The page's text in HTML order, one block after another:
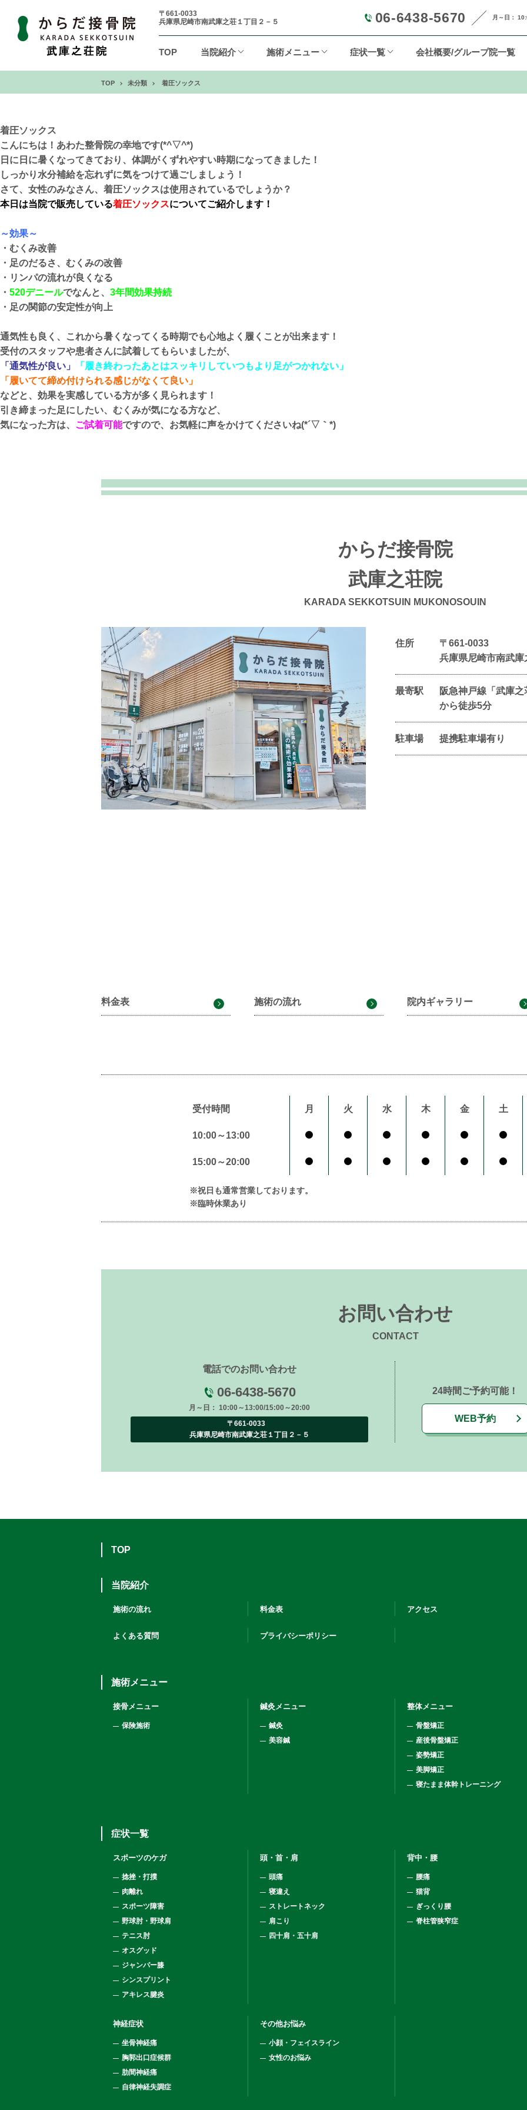
〒661-0033
兵庫県尼崎市南武庫之荘１丁目２－５
06-6438-5670 月～日：
TOP 当院紹介 施術メニュー 症状一覧 会社概要/グループ院一覧
TOP 未分類 着圧ソックス
着圧ソックス
こんにちは！あわた整骨院の幸地です(*^▽^*)
日に日に暑くなってきており、体調がくずれやすい時期になってきました！
しっかり水分補給を忘れずに気をつけて過ごしましょう！
さて、女性のみなさん、着圧ソックスは使用されているでしょうか？
本日は当院で販売している着圧ソックスについてご紹介します！
～効果～
・むくみ改善
・足のだるさ、むくみの改善
・リンパの流れが良くなる
・ 520デニールでなんと、 3年間効果持続
・足の関節の安定性が向上
通気性も良く、これから暑くなってくる時期でも心地よく履くことが出来ます！
受付のスタッフや患者さんに試着してもらいましたが、
「通気性が良い」
「履き終わったあとはスッキリしていつもより足がつかれない」
「履いてて締め付けられる感じがなくて良い」
などと、効果を実感している方が多く見られます！
引き締まった足にしたい、むくみが気になる方など、
気になった方は、 ご試着可能ですので、お気軽に声をかけてくださいね(*´▽｀*)
からだ接骨院
武庫之荘院
KARADA SEKKOTSUIN MUKONOSOUIN
住所
〒661-0033
兵庫県尼崎市南武
最寄駅
阪急神戸線「武庫之
から徒歩5分
駐車場 提携駐車場有り
料金表 施術の流れ 院内ギャラリー
受付時間 月 火 水 木 金 土
10:00～13:00
15:00～20:00
※祝日も通常営業しております。
※臨時休業あり
お問い合わせ
CONTACT
電話でのお問い合わせ
06-6438-5670
月～日： 10:00～13:00/15:00～20:00
〒661-0033
兵庫県尼崎市南武庫之荘１丁目２－５
24時間ご予約可能！
WEB予約
TOP
当院紹介
施術の流れ 料金表 アクセス
よくある質問 プライバシーポリシー
施術メニュー
接骨メニュー
保険施術
鍼灸メニュー
鍼灸
美容鍼
整体メニュー
骨盤矯正
産後骨盤矯正
姿勢矯正
美脚矯正
寝たまま体幹トレーニング
症状一覧
スポーツのケガ
捻挫・打撲
肉離れ
スポーツ障害
野球肘・野球肩
テニス肘
オスグッド
ジャンパー膝
シンスプリント
アキレス腱炎
頭・首・肩
頭痛
寝違え
ストレートネック
肩こり
四十肩・五十肩
背中・腰
腰痛
猫背
ぎっくり腰
脊柱管狭窄症
神経症状
坐骨神経痛
胸郭出口症候群
肋間神経痛
自律神経失調症
その他お悩み
小顔・フェイスライン
女性のお悩み